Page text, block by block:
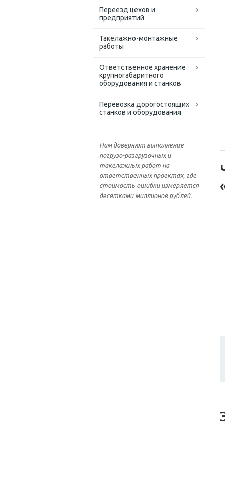
Переезд цехов и
предприятий
Такелажно-монтажные
работы
Ответственное хранение
крупногабаритного
оборудования и станков
Перевозка дорогостоящих
станков и оборудования
Нам доверяют выполнение
погрузо-разгрузочных и
такелажных работ на
ответственных проектах, где
стоимость ошибки измеряется
десятками миллионов рублей.